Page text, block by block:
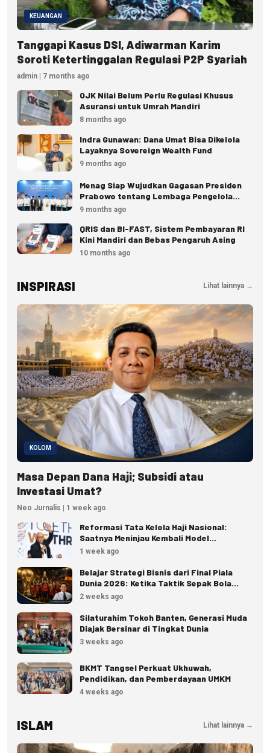
KEUANGAN
Tanggapi Kasus DSI, Adiwarman Karim
Soroti Ketertinggalan Regulasi P2P Syariah
admin | 7 months ago
OJK Nilai Belum Perlu Regulasi Khusus
Asuransi untuk Umrah Mandiri
8 months ago
Indra Gunawan: Dana Umat Bisa Dikelola
Layaknya Sovereign Wealth Fund
9 months ago
Menag Siap Wujudkan Gagasan Presiden
Prabowo tentang Lembaga Pengelola
Dana Umat
9 months ago
QRIS dan BI-FAST, Sistem Pembayaran RI
Kini Mandiri dan Bebas Pengaruh Asing
10 months ago
INSPIRASI Lihat lainnya →
KOLOM
Masa Depan Dana Haji; Subsidi atau
Investasi Umat?
Neo Jurnalis | 1 week ago
Reformasi Tata Kelola Haji Nasional:
Saatnya Meninjau Kembali Model
Pengelolaan Haji Reguler
1 week ago
Belajar Strategi Bisnis dari Final Piala
Dunia 2026: Ketika Taktik Sepak Bola
Menjadi Inspirasi Kesuksesan Bisnis
2 weeks ago
Silaturahim Tokoh Banten, Generasi Muda
Diajak Bersinar di Tingkat Dunia
3 weeks ago
BKMT Tangsel Perkuat Ukhuwah,
Pendidikan, dan Pemberdayaan UMKM
4 weeks ago
ISLAM Lihat lainnya →